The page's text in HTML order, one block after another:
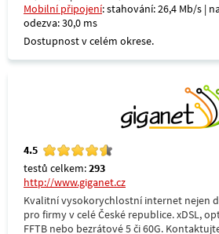
Mobilní připojení: stahování: 26,4 Mb/s |
odezva: 30,0 ms
Dostupnost v celém okrese.
4.5
testů celkem:293
http://www.giganet.cz
Kvalitní vysokorychlostní internet nejen
pro firmy v celé České republice. xDSL,
FFTB nebo bezrátové 5 či 60G.